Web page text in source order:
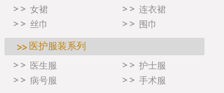
女裙
连衣裙
丝巾
围巾
医护服装系列
医生服
护士服
病号服
手术服